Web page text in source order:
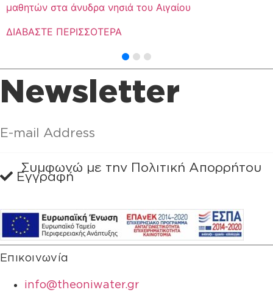
μαθητών στα άνυδρα νησιά του Αιγαίου
ΔΙΑΒΑΣΤΕ ΠΕΡΙΣΣΟΤΕΡΑ
Newsletter
Συμφωνώ με την Πολιτική Απορρήτου
Eγγραφή
στο
Επικοινωνία
info@theoniwater.gr